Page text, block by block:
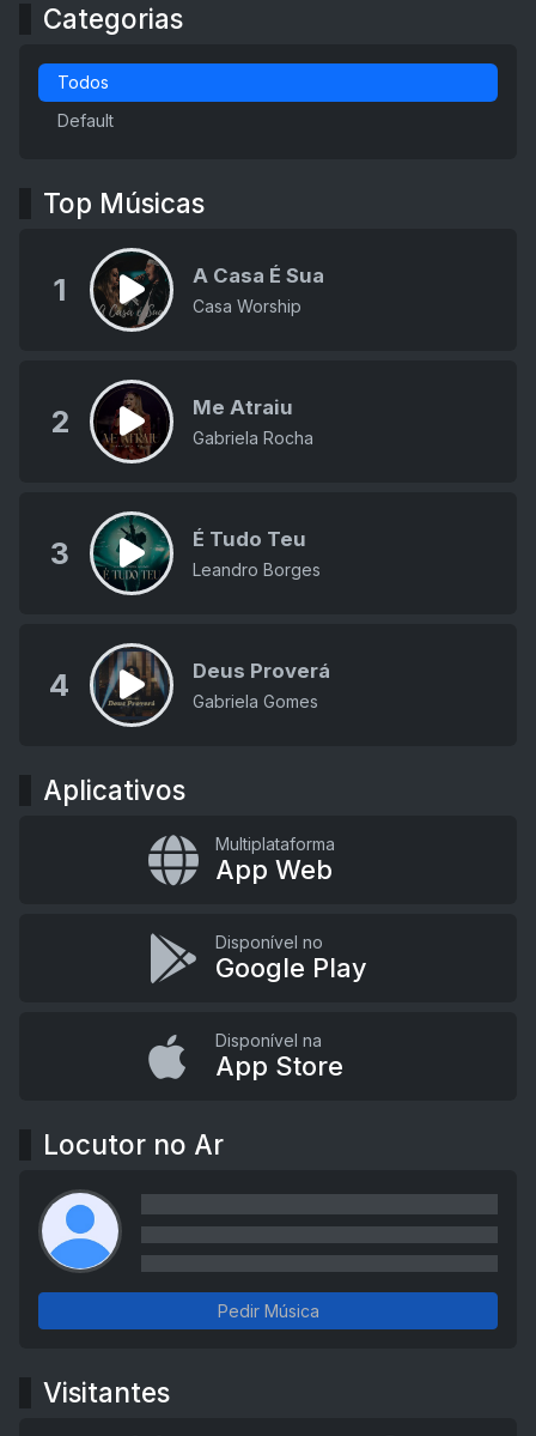
Categorias
Todos
Default
Top Músicas
1 A Casa É Sua
Casa Worship
2 Me Atraiu
Gabriela Rocha
3 É Tudo Teu
Leandro Borges
4 Deus Proverá
Gabriela Gomes
Aplicativos
Multiplataforma
App Web
Disponível no
Google Play
Disponível na
App Store
Locutor no Ar
Pedir Música
Visitantes